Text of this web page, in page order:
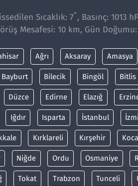
Sıcaklık: 7° , Basınç: 1013
Mesafesi: 10 km, Gün Doğumu:
Ağrı Aksaray Amasya
Bayburt Bilecik Bingöl Bitlis
Düzce Edirne Elazığ
Iğdır Isparta İstanbul
Kırklareli Kırşehir
Niğde Ordu Osmaniye
Tokat Trabzon Tunceli